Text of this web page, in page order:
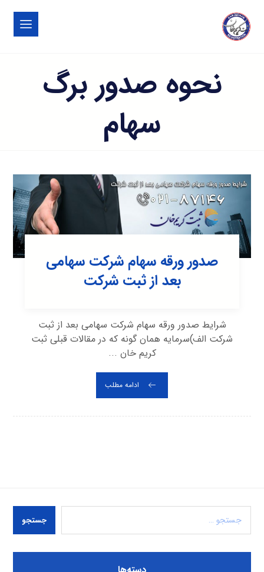
نحوه صدور برگ
سهام
صدور ورقه سهام شرکت سهامی
بعد از ثبت شرکت
شرایط صدور ورقه سهام شرکت سهامی بعد از ثبت
شرکت الف)سرمایه همان گونه که در مقالات قبلی ثبت
کریم خان ...
ادامه مطلب
جستجو